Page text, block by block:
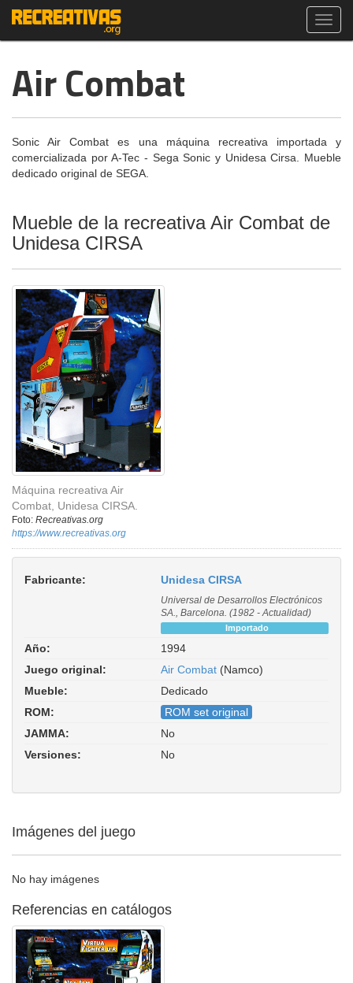
Air Combat
Sonic Air Combat es una máquina recreativa importada y
comercializada por A-Tec - Sega Sonic y Unidesa Cirsa. Mueble
dedicado original de SEGA.
Mueble de la recreativa Air Combat de
Unidesa CIRSA
Máquina recreativa Air
Combat, Unidesa CIRSA.
Foto: Recreativas.org
https://www.recreativas.org
Fabricante: Unidesa CIRSA
Universal de Desarrollos Electrónicos
SA., Barcelona. (1982 - Actualidad)
Importado
Año:
1994
Juego original:
Air Combat (Namco)
Mueble:
Dedicado
ROM:
ROM set original
JAMMA:
No
Versiones:
No
Imágenes del juego
No hay imágenes
Referencias en catálogos